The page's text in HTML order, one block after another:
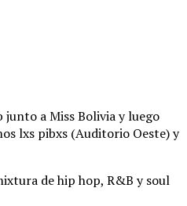
junto a Miss Bolivia y luego
lxs pibxs (Auditorio Oeste) y
de hip hop, R&B y soul